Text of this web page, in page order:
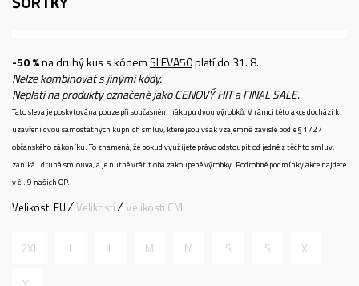
-50 %na druhý kus s kódem SLEVA50platí do 31. 8.
Nelze kombinovat s jinými kódy.
Neplatí na produkty označené jako CENOVÝ HIT a FINAL SALE.
Tato sleva je poskytována pouze při současném nákupu dvou výrobků. V rámci této akce dochází k
uzavření dvou samostatných kupních smluv, které jsou však vzájemně závislé podle § 1727
občanského zákoníku. To znamená, že pokud využijete právo odstoupit od jedné z těchto smluv,
zaniká i druhá smlouva, a je nutné vrátit oba zakoupené výrobky. Podrobné podmínky akce najdete
v čl. 9 našich OP.
Velikosti EU Velikosti Velikosti CM
2XL L L M M S S XL